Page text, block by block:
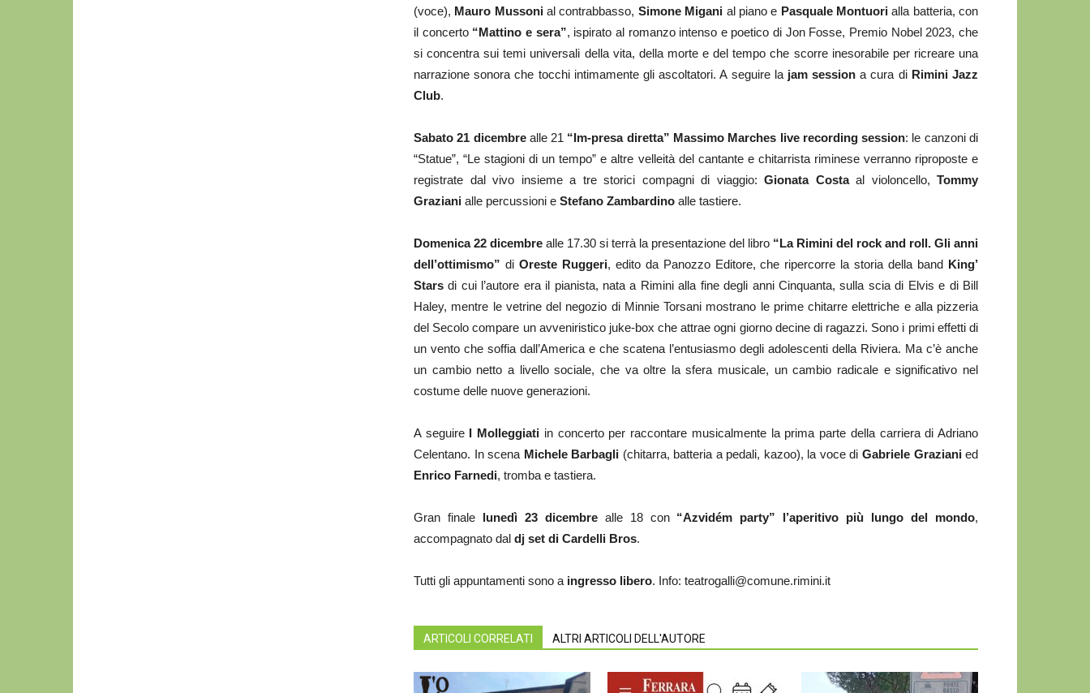
(voce), Mauro Mussonial contrabbasso, Simone Migani al piano e Pasquale Montuorialla batteria, con
il concerto “Mattino e sera”, ispirato al romanzo intenso e poetico di Jon Fosse, Premio Nobel 2023, che
si concentra sui temi universali della vita, della morte e del tempo che scorre inesorabile per ricreare una
narrazione sonora che tocchi intimamente gli ascoltatori. A seguire la jam session a cura di Rimini Jazz
Club.
Sabato 21 dicembrealle 21 “Im-presa diretta” Massimo Marches live recording session: le canzoni di
“Statue”, “Le stagioni di un tempo” e altre velleità del cantante e chitarrista riminese verranno riproposte e
registrate dal vivo insieme a tre storici compagni di viaggio: Gionata Costaal violoncello, Tommy
Graziani alle percussioni e Stefano Zambardino alle tastiere.
Domenica 22 dicembre alle 17.30 si terrà la presentazione del libro “La Rimini del rock and roll. Gli anni
dell’ottimismo” di Oreste Ruggeri, edito da Panozzo Editore, che ripercorre la storia della band King’
Stars di cui l’autore era il pianista, nata a Rimini alla fine degli anni Cinquanta, sulla scia di Elvis e di Bill
Haley, mentre le vetrine del negozio di Minnie Torsani mostrano le prime chitarre elettriche e alla pizzeria
del Secolo compare un avveniristico juke-box che attrae ogni giorno decine di ragazzi. Sono i primi effetti di
un vento che soffia dall’America e che scatena l’entusiasmo degli adolescenti della Riviera. Ma c’è anche
un cambio netto a livello sociale, che va oltre la sfera musicale, un cambio radicale e significativo nel
costume delle nuove generazioni.
A seguire I Molleggiati in concerto per raccontare musicalmente la prima parte della carriera di Adriano
Celentano. In scena Michele Barbagli (chitarra, batteria a pedali, kazoo), la voce di Gabriele Grazianied
Enrico Farnedi, tromba e tastiera.
Gran finale lunedì 23 dicembrealle 18 con “Azvidém party” l’aperitivo più lungo del mondo,
accompagnato dal dj set di Cardelli Bros.
Tutti gli appuntamenti sono a ingresso libero. Info: teatrogalli@comune.rimini.it
ARTICOLI CORRELATI ALTRI ARTICOLI DELL'AUTORE